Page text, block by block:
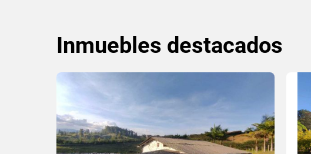
Inmuebles destacados